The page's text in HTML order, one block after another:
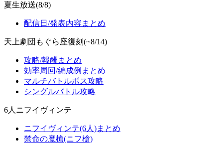
夏生放送(8/8)
配信日/発表内容まとめ
天上劇団もぐら座復刻(~8/14)
攻略/報酬まとめ
効率周回/編成例まとめ
マルチバトルボス攻略
シングルバトル攻略
6人ニフイヴィンテ
ニフイヴィンテ(6人)まとめ
禁命の魔槍(ニフ槍)